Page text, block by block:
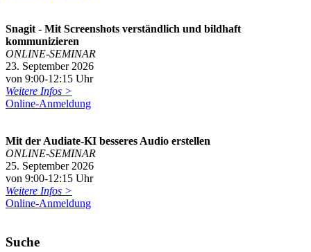
Snagit - Mit Screenshots verständlich und bildhaft
kommunizieren
ONLINE-SEMINAR
23. September 2026
von 9:00-12:15 Uhr
Weitere Infos >
Online-Anmeldung
Mit der Audiate-KI besseres Audio erstellen
ONLINE-SEMINAR
25. September 2026
von 9:00-12:15 Uhr
Weitere Infos >
Online-Anmeldung
Suche